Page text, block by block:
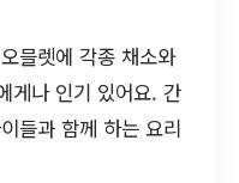
믈렛에 각종 채소와
게나 인기 있어요. 간
들과 함께 하는 요리